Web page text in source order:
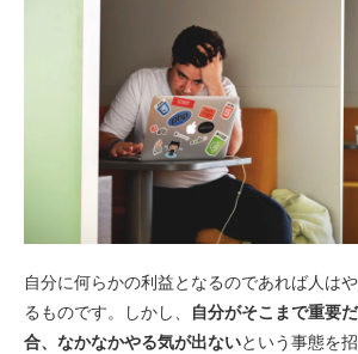
自分に何らかの利益となるのであれば人は
るものです。しかし、
自分がそこまで重要
合、なかなかやる気が出ないという事態を